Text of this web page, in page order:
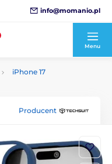
info@momanio.pl
Menu
iPhone 17
Producent